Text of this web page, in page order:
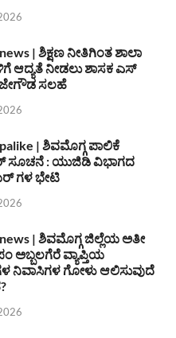
| ಶಿಕ್ಷಣ ನೀತಿಗಿಂತ ಶಾಲಾ
ಆದ್ಯತೆ ನೀಡಲು ಶಾಸಕ ಎಸ್
ಸಲಹೆ
| ಶಿವಮೊಗ್ಗ ಪಾಲಿಕೆ
ಸೂಚನೆ : ಯುಜಿಡಿ ವಿಭಾಗದ
ಗಳ ಭೇಟಿ
| ಶಿವಮೊಗ್ಗ ಜಿಲ್ಲೆಯ ಅತೀ
ಅಬ್ಬಲಗೆರೆ ವ್ಯಾಪ್ತಿಯ
ನಿವಾಸಿಗಳ ಗೋಳು ಆಲಿಸುವುದೆ